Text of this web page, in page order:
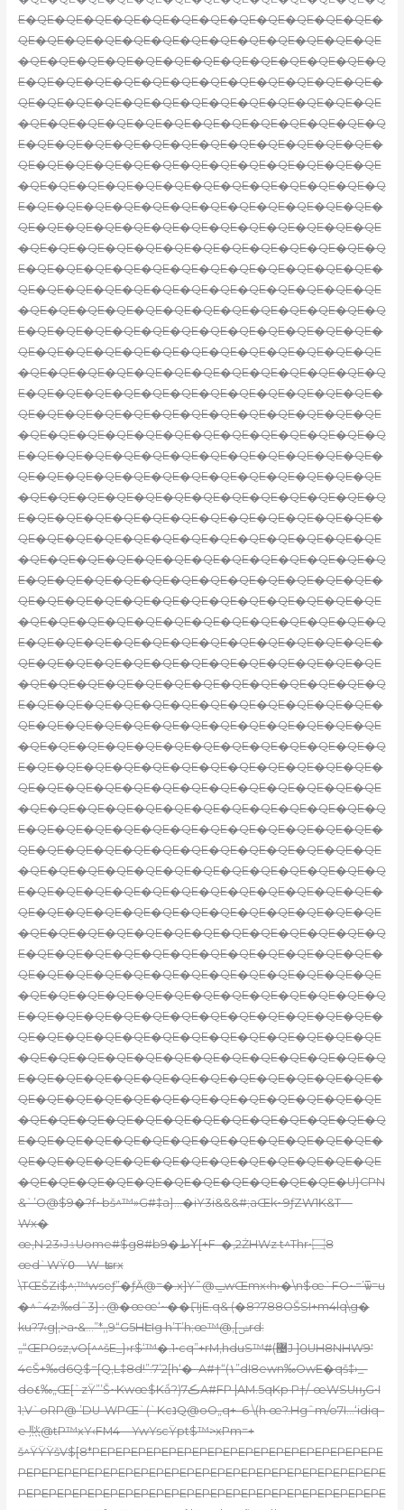
E�QE�QE�QE�QE�QE�QE�QE�QE�QE�QE�QE�QE�
QE�QE�QE�QE�QE�QE�QE�QE�QE�QE�QE�QE�QE
�QE�QE�QE�QE�QE�QE�QE�QE�QE�QE�QE�QE�Q
E�QE�QE�QE�QE�QE�QE�QE�QE�QE�QE�QE�QE�
QE�QE�QE�QE�QE�QE�QE�QE�QE�QE�QE�QE�QE
�QE�QE�QE�QE�QE�QE�QE�QE�QE�QE�QE�QE�Q
E�QE�QE�QE�QE�QE�QE�QE�QE�QE�QE�QE�QE�
QE�QE�QE�QE�QE�QE�QE�QE�QE�QE�QE�QE�QE
�QE�QE�QE�QE�QE�QE�QE�QE�QE�QE�QE�QE�Q
E�QE�QE�QE�QE�QE�QE�QE�QE�QE�QE�QE�QE�
QE�QE�QE�QE�QE�QE�QE�QE�QE�QE�QE�QE�QE
�QE�QE�QE�QE�QE�QE�QE�QE�QE�QE�QE�QE�Q
E�QE�QE�QE�QE�QE�QE�QE�QE�QE�QE�QE�QE�
QE�QE�QE�QE�QE�QE�QE�QE�QE�QE�QE�QE�QE
�QE�QE�QE�QE�QE�QE�QE�QE�QE�QE�QE�QE�Q
E�QE�QE�QE�QE�QE�QE�QE�QE�QE�QE�QE�QE�
QE�QE�QE�QE�QE�QE�QE�QE�QE�QE�QE�QE�QE
�QE�QE�QE�QE�QE�QE�QE�QE�QE�QE�QE�QE�Q
E�QE�QE�QE�QE�QE�QE�QE�QE�QE�QE�QE�QE�
QE�QE�QE�QE�QE�QE�QE�QE�QE�QE�QE�QE�QE
�QE�QE�QE�QE�QE�QE�QE�QE�QE�QE�QE�QE�Q
E�QE�QE�QE�QE�QE�QE�QE�QE�QE�QE�QE�QE�
QE�QE�QE�QE�QE�QE�QE�QE�QE�QE�QE�QE�QE
�QE�QE�QE�QE�QE�QE�QE�QE�QE�QE�QE�QE�Q
E�QE�QE�QE�QE�QE�QE�QE�QE�QE�QE�QE�QE�
QE�QE�QE�QE�QE�QE�QE�QE�QE�QE�QE�QE�QE
�QE�QE�QE�QE�QE�QE�QE�QE�QE�QE�QE�QE�Q
E�QE�QE�QE�QE�QE�QE�QE�QE�QE�QE�QE�QE�
QE�QE�QE�QE�QE�QE�QE�QE�QE�QE�QE�QE�QE
�QE�QE�QE�QE�QE�QE�QE�QE�QE�QE�QE�QE�Q
E�QE�QE�QE�QE�QE�QE�QE�QE�QE�QE�QE�QE�
QE�QE�QE�QE�QE�QE�QE�QE�QE�QE�QE�QE�QE
�QE�QE�QE�QE�QE�QE�QE�QE�QE�QE�QE�QE�Q
E�QE�QE�QE�QE�QE�QE�QE�QE�QE�QE�QE�QE�
QE�QE�QE�QE�QE�QE�QE�QE�QE�QE�QE�QE�QE
�QE�QE�QE�QE�QE�QE�QE�QE�QE�QE�QE�QE�Q
E�QE�QE�QE�QE�QE�QE�QE�QE�QE�QE�QE�QE�
QE�QE�QE�QE�QE�QE�QE�QE�QE�QE�QE�QE�QE
�QE�QE�QE�QE�QE�QE�QE�QE�QE�QE�QE�QE�Q
E�QE�QE�QE�QE�QE�QE�QE�QE�QE�QE�QE�QE�
QE�QE�QE�QE�QE�QE�QE�QE�QE�QE�QE�QE�QE
�QE�QE�QE�QE�QE�QE�QE�QE�QE�QE�QE�QE�Q
E�QE�QE�QE�QE�QE�QE�QE�QE�QE�QE�QE�QE�
QE�QE�QE�QE�QE�QE�QE�QE�QE�QE�QE�QE�QE
�QE�QE�QE�QE�QE�QE�QE�QE�QE�QE�QE�QE�Q
E�QE�QE�QE�QE�QE�QE�QE�QE�QE�QE�QE�QE�
QE�QE�QE�QE�QE�QE�QE�QE�QE�QE�QE�QE�QE
�QE�QE�QE�QE�QE�QE�QE�QE�QE�QE�QE�QE�Q
E�QE�QE�QE�QE�QE�QE�QE�QE�QE�QE�QE�QE�
QE�QE�QE�QE�QE�QE�QE�QE�QE�QE�QE�QE�QE
�QE�QE�QE�QE�QE�QE�QE�QE�QE�QE�QE�QE�Q
E�QE�QE�QE�QE�QE�QE�QE�QE�QE�QE�QE�QE�
QE�QE�QE�QE�QE�QE�QE�QE�QE�QE�QE�QE�QE
�QE�QE�QE�QE�QE�QE�QE�QE�QE�QE�QE�QE�Q
E�QE�QE�QE�QE�QE�QE�QE�QE�QE�QE�QE�QE�
QE�QE�QE�QE�QE�QE�QE�QE�QE�QE�QE�QE�QE
�QE�QE�QE�QE�QE�QE�QE�QE�QE�QE�QE�U}CPN
&`’O@$9�?f~bš^™»G#‡a}…�iY3i&&&#;aŒk~9ƒZW1K&T—
Wx�
œ‚N 23›JۮUome#$g8#b9�طΥ[+F–�,2ŻHWz t^Thr•۝8
œd`WŸ߀—W–ʨrx
\TŒŠZi$^;™wseƒ”�ƒӐ@=�.x]Y˜@ݐwŒmx‹h›�\n$œ`FO~=’ѿ=u
�^ˆ4z›‰dˆ3}܀@�œœ‘~��ӶIjE.q& (�8?788OŠSI+m4lq\g�
ku?7‹g|‚>a•&…”*‚,9“G5HԷIg h’T’h;œ™@,[ݭrd:
„“ŒP0sz‚vO[^^šE_}›r$‘™�.1•cq”+rM,hduS™#(޴J ]0UH8NHW9′
4cŠ+‰d6Q$=[Q,L‡8d!”:7’2[h‘�–A#†
“(١”dI8ewn‰OwE�qš‡›_-
do٤‰„Œ[`zŸ”’Š~Kwœ$Kǻ?)ڪ7А#FP |AM.5qKp P†/-œWSUԣG•I
1;V`oRP@ ’DU-WPŒ`(`KcנQ@oO„q+–6 \(h œ?.Hgˆm/o7I…‘idiq–
e 㷦@tP™xY‹FM4—YwYscŸpt$™>xPm=+
š^ŸŸŸšV$[8*PEPEPEPEPEPEPEPEPEPEPEPEPEPEPEPEPEPEPE
PEPEPEPEPEPEPEPEPEPEPEPEPEPEPEPEPEPEPEPEPEPEPEPE
PEPEPEPEPEPEPEPEPEPEPEPEPEPEPEPEPEPEPEPEPEPEPEPE